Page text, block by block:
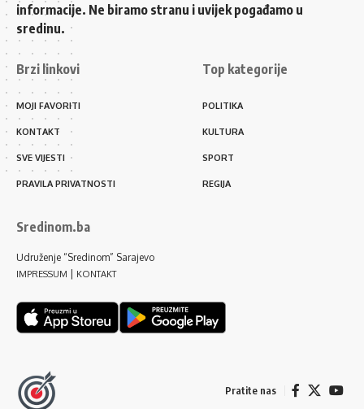
informacije. Ne biramo stranu i uvijek pogađamo u
sredinu.
Brzi linkovi
MOJI FAVORITI
KONTAKT
SVE VIJESTI
PRAVILA PRIVATNOSTI
Top kategorije
POLITIKA
KULTURA
SPORT
REGIJA
Sredinom.ba
Udruženje “Sredinom” Sarajevo
IMPRESSUM | KONTAKT
Pratite nas